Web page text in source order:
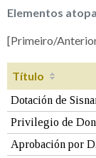
Elementos
[Primeiro/
Título
Dotación de
Privilegio de Don
Aprobación por